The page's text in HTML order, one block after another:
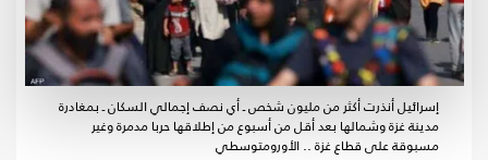
إسرائيل أنذرت أكثر من مليون شخص ـ أي نصف إجمالي السكان ـ بمغادرة
مدينة غزة وشمالها بعد أقل من أسبوع من إطلاقها حربا مدمرة وغير
مسبوقة على قطاع غزة .. الأورومتوسطي